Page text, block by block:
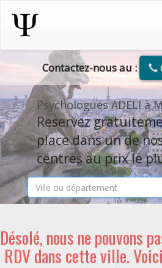
Contactez-nous au :
Psychologues ADELI à
Reservez
place dans un de
centres au prix le
Désolé, nous ne pouvons
RDV dans cette ville.